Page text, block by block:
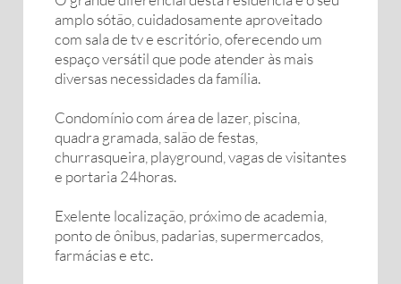
amplo sótão, cuidadosamente aproveitado
com sala de tv e escritório, oferecendo um
espaço versátil que pode atender às mais
diversas necessidades da família.
Condomínio com área de lazer, piscina,
quadra gramada, salão de festas,
churrasqueira, playground, vagas de visitantes
e portaria 24horas.
Exelente localização, próximo de academia,
ponto de ônibus, padarias, supermercados,
farmácias e etc.